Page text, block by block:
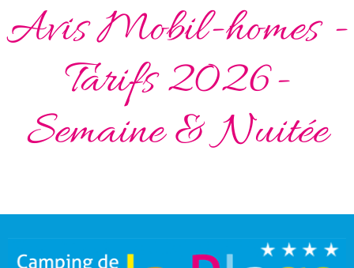
Avis Mobil-homes -
Tarifs 2026-
Semaine & Nuitée